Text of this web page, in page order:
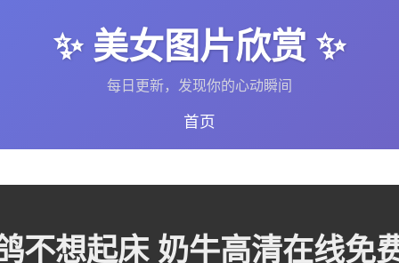
✨ 美女图片欣赏 ✨
每日更新，发现你的心动瞬间
首页
不想起床 奶牛高清在线免